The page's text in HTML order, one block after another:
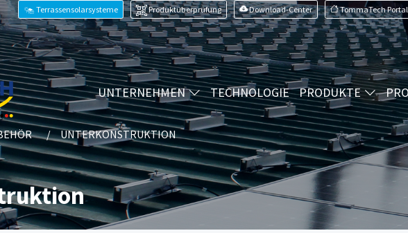
Terrassensolarsysteme Produktüberprüfung Download-Center TommaTech Portal
UNTERNEHMEN TECHNOLOGIE PRODUKTE
UNTERKONSTRUKTION